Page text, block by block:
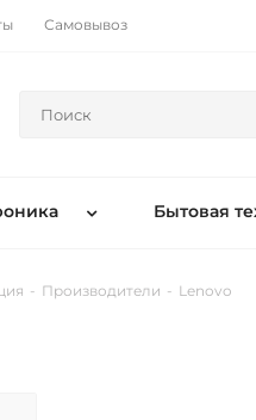
Самовывоз
Бытовая
- Производители - Lenovo